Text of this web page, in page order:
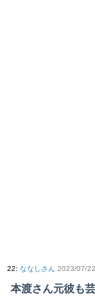
22: ななしさん 2023/07/
本渡さん元彼も